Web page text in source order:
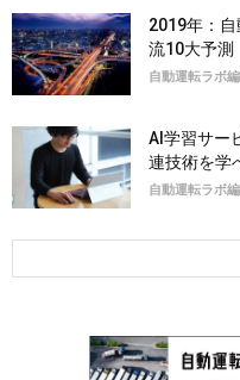
2019年：
流10大予測
自動運転ラボ
AI学習サー
連技術を
自動運転ラボ